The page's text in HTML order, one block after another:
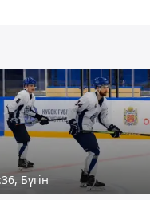
Бүгін